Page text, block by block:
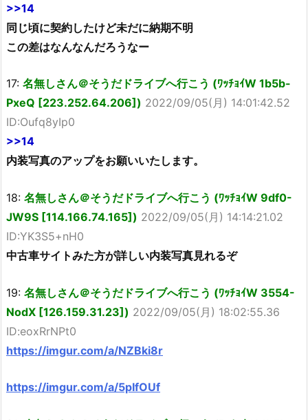
>>14
同じ頃に契約したけど未だに納期不明
この差はなんなんだろうなー
17: 名無しさん＠そうだドライブへ行こう (ﾜｯﾁｮｲW 1b5b-
PxeQ [223.252.64.206]) 2022/09/05(月) 14:01:42.52
ID:Oufq8yIp0
>>14
内装写真のアップをお願いいたします。
18: 名無しさん＠そうだドライブへ行こう (ﾜｯﾁｮｲW 9df0-
JW9S [114.166.74.165]) 2022/09/05(月) 14:14:21.02
ID:YK3S5+nH0
中古車サイトみた方が詳しい内装写真見れるぞ
19: 名無しさん＠そうだドライブへ行こう (ﾜｯﾁｮｲW 3554-
NodX [126.159.31.23]) 2022/09/05(月) 18:02:55.36
ID:eoxRrNPt0
https://imgur.com/a/NZBki8r
https://imgur.com/a/5pIfOUf